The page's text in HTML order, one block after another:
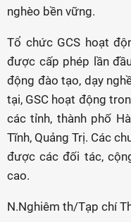
nghèo bền vững.
Tổ chức GCS hoạt
được cấp phép lần
động đào tạo, dạy
tại, GSC hoạt động
các tỉnh, thành phố
Tĩnh, Quảng Trị. Các
được các đối tác,
cao.
N.Nghiêm th/Tạp chí